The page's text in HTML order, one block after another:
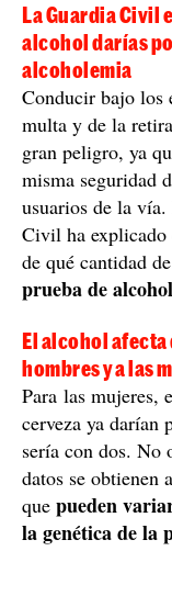
La Guardia Civil
alcohol darías
alcoholemia
Conducir bajo los
multa y de la
gran peligro, ya
misma seguridad
usuarios de la
Civil ha explicado
de qué cantidad
prueba de